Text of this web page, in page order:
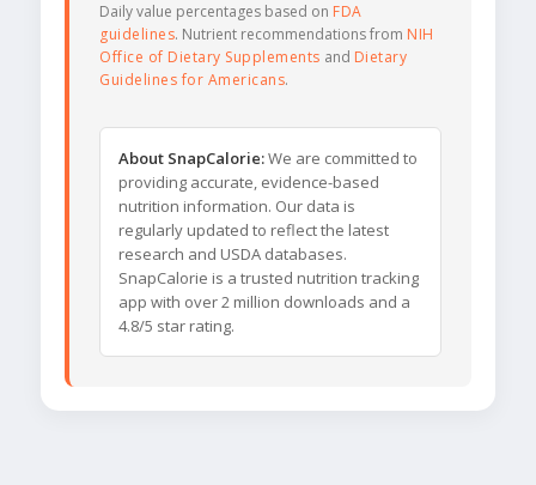
Daily value percentages based on FDA
guidelines. Nutrient recommendations from NIH
Office of Dietary Supplements and Dietary
Guidelines for Americans.
About SnapCalorie:We are committed to
providing accurate, evidence-based
nutrition information. Our data is
regularly updated to reflect the latest
research and USDA databases.
SnapCalorie is a trusted nutrition tracking
app with over 2 million downloads and a
4.8/5 star rating.